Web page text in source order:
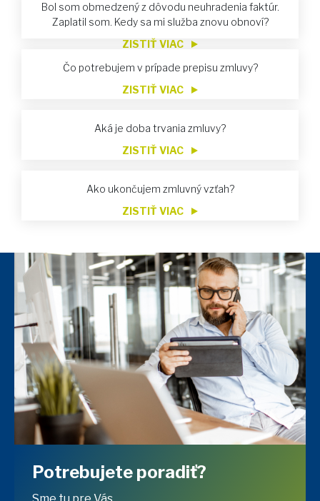
Bol som obmedzený z dôvodu neuhradenia faktúr.
Zaplatil som. Kedy sa mi služba znovu obnoví?
ZISTIŤ VIAC
Čo potrebujem v prípade prepisu zmluvy?
ZISTIŤ VIAC
Aká je doba trvania zmluvy?
ZISTIŤ VIAC
Ako ukončujem zmluvný vzťah?
ZISTIŤ VIAC
Potrebujete poradiť?